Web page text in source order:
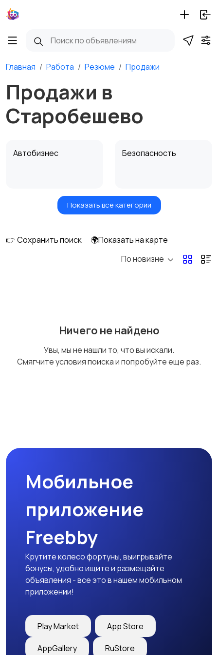
Главная Работа Резюме Продажи
Продажи в
Старобешево
Автобизнес Безопасность
Бытовые услуги и
Высший менеджмент
Добыча сырья,
Медицина Начало карьеры
Образование и наука
закупки
Показать все категории
👉 Сохранить поиск
🌍Показать на карте
По новизне
Ничего не найдено
Увы, мы не нашли то, что вы искали.
Смягчите условия поиска и попробуйте еще раз.
Мобильное
приложение
Freebby
Крутите колесо фортуны, выигрывайте
бонусы, удобно ищите и размещайте
объявления - все это в нашем мобильном
приложении!
Play Market App Store
AppGallery RuStore